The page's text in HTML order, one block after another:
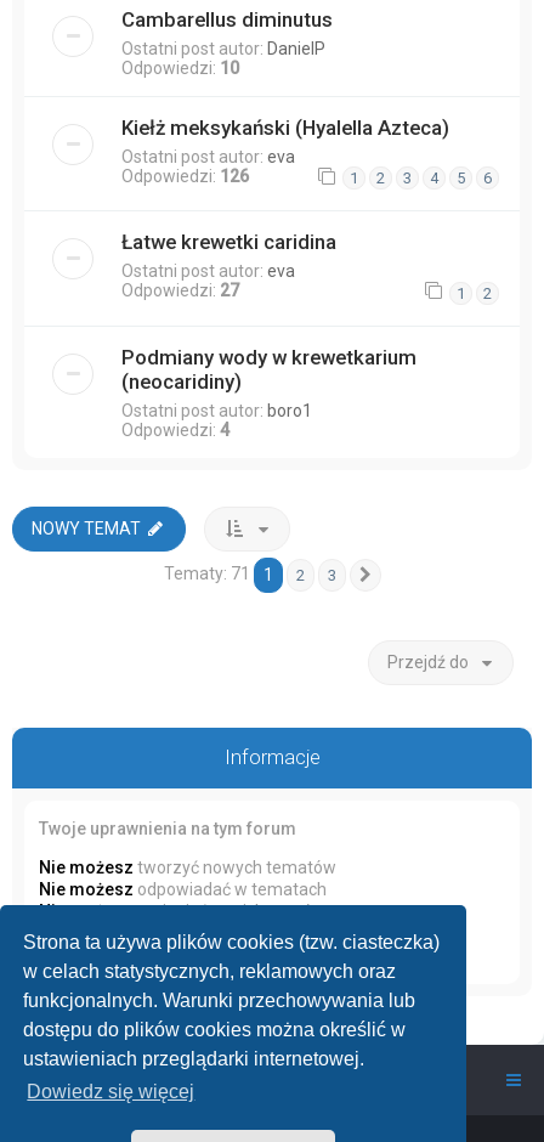
Strona ta używa plików cookies (tzw. ciasteczka)
w celach statystycznych, reklamowych oraz
funkcjonalnych. Warunki przechowywania lub
dostępu do plików cookies można określić w
ustawieniach przeglądarki internetowej.
Dowiedz się więcej
Cambarellus diminutus
Ostatni post autor: DanielP
Odpowiedzi: 10
Kiełż meksykański (Hyalella Azteca)
Ostatni post autor: eva
Odpowiedzi: 126 1 2 3 4 5 6
Łatwe krewetki caridina
Ostatni post autor: eva
Odpowiedzi: 27 1 2
Podmiany wody w krewetkarium
(neocaridiny)
Ostatni post autor: boro1
Odpowiedzi: 4
NOWY TEMAT
Tematy: 71 1 2 3
Przejdź do
Informacje
Twoje uprawnienia na tym forum
Nie możesz tworzyć nowych tematów
Nie możesz odpowiadać w tematach
Nie możeszzmieniać swoich postów
Nie możesz
usuwać swoich postów
Nie możesz dodawać załączników
wawarium.pl Nasze Forum Akwarystyczne